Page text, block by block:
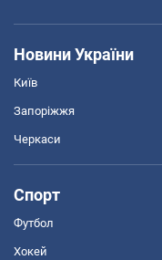
Новини України
Київ
Запоріжжя
Черкаси
Спорт
Футбол
Хокей